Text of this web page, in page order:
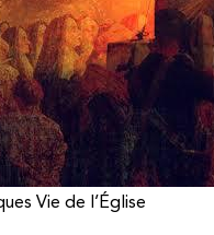
Vie de l’Église